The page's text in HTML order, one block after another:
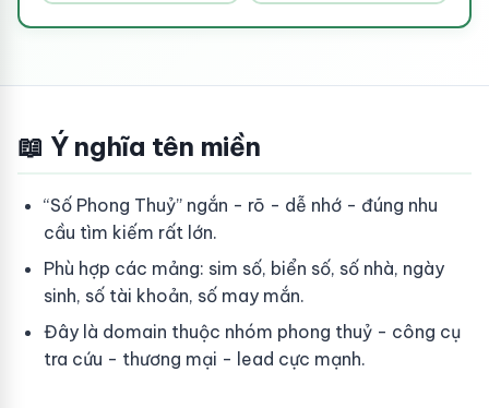
📖 Ý nghĩa tên miền
“Số Phong Thuỷ” ngắn - rõ - dễ nhớ - đúng nhu
cầu tìm kiếm rất lớn.
Phù hợp các mảng: sim số, biển số, số nhà, ngày
sinh, số tài khoản, số may mắn.
Đây là domain thuộc nhóm phong thuỷ - công cụ
tra cứu - thương mại - lead cực mạnh.